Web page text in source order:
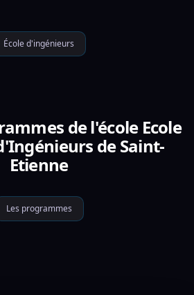
École d'ingénieurs
de l'école Ecole
de Saint-
Etienne
Les programmes